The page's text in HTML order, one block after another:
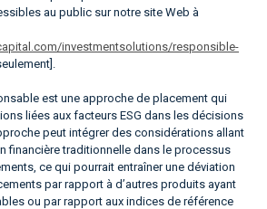
au public sur notre site Web à
investmentsolutions/responsible-
est une approche de placement qui
liées aux facteurs ESG dans les décisions
peut intégrer des considérations allant
financière traditionnelle dans le processus
ce qui pourrait entraîner une déviation
par rapport à d’autres produits ayant
ou par rapport aux indices de référence